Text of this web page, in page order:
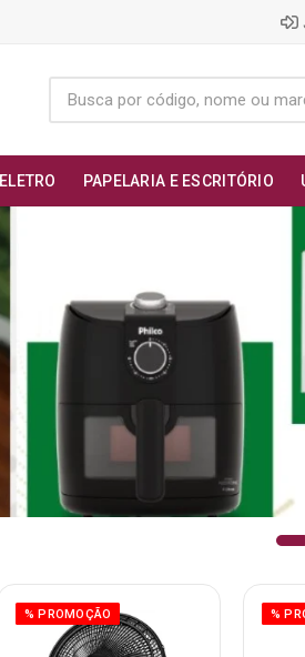
ELETRO PAPELARIA E ESCRITÓRIO
% PROMOÇÃO %